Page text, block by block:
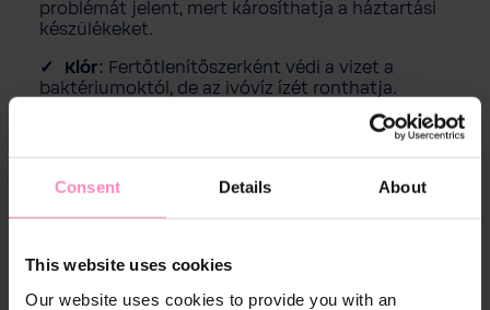
Consent Details About
This website uses cookies
Our website uses cookies to provide you with an
problémát jelent, mert károsíthatja a háztartási
készülékeket.
Klór: Fertőtlenítőszerként védi a vizet a
baktériumoktól, de az ivóvíz ízét ronthatja.
Az ólom és más nehézfémek
régi csővezetékekből kerülhetnek a vízbe, ami
kombinációját alkalmazzuk, hogy optimalizáljuk
az ivóvíz minőségét.